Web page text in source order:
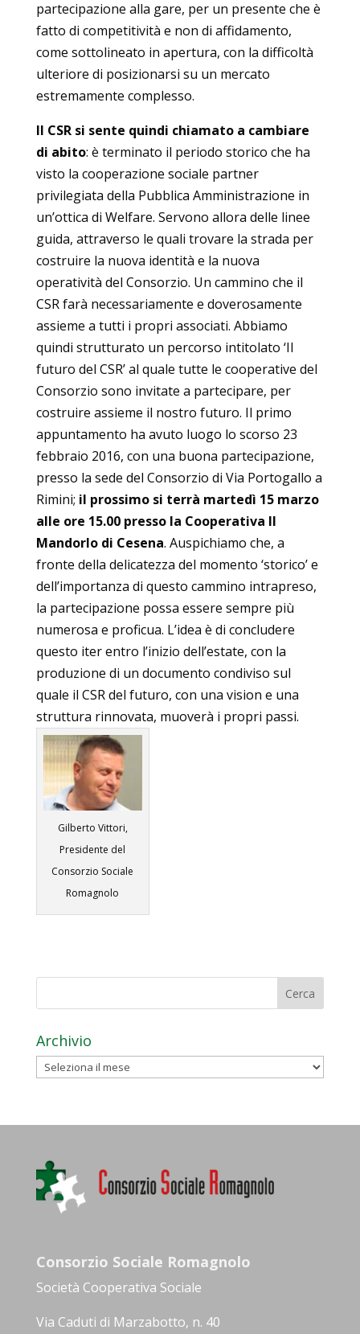
partecipazione alla gare, per un presente che è
fatto di competitività e non di affidamento,
come sottolineato in apertura, con la difficoltà
ulteriore di posizionarsi su un mercato
estremamente complesso.
Il CSR si sente quindi chiamato a cambiare
di abito: è terminato il periodo storico che ha
visto la cooperazione sociale partner
privilegiata della Pubblica Amministrazione in
un’ottica di Welfare. Servono allora delle linee
guida, attraverso le quali trovare la strada per
costruire la nuova identità e la nuova
operatività del Consorzio. Un cammino che il
CSR farà necessariamente e doverosamente
assieme a tutti i propri associati. Abbiamo
quindi strutturato un percorso intitolato ‘Il
futuro del CSR’ al quale tutte le cooperative del
Consorzio sono invitate a partecipare, per
costruire assieme il nostro futuro. Il primo
appuntamento ha avuto luogo lo scorso 23
febbraio 2016, con una buona partecipazione,
presso la sede del Consorzio di Via Portogallo a
Rimini; il prossimo si terrà martedì 15 marzo
alle ore 15.00 presso la Cooperativa Il
Mandorlo di Cesena. Auspichiamo che, a
fronte della delicatezza del momento ‘storico’ e
dell’importanza di questo cammino intrapreso,
la partecipazione possa essere sempre più
numerosa e proficua. L’idea è di concludere
questo iter entro l’inizio dell’estate, con la
produzione di un documento condiviso sul
quale il CSR del futuro, con una vision e una
struttura rinnovata, muoverà i propri passi.
Gilberto Vittori,
Presidente del
Consorzio Sociale
Romagnolo
Archivio
Archivio
Consorzio Sociale Romagnolo
Società Cooperativa Sociale
Via Caduti di Marzabotto, n. 40